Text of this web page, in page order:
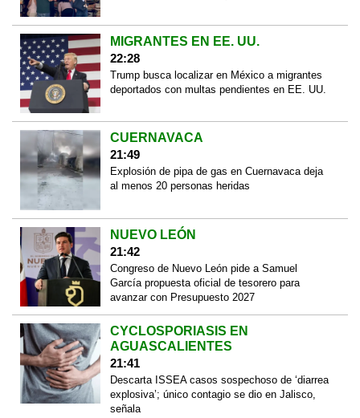
MIGRANTES EN EE. UU.
22:28
Trump busca localizar en México a migrantes
deportados con multas pendientes en EE. UU.
CUERNAVACA
21:49
Explosión de pipa de gas en Cuernavaca deja
al menos 20 personas heridas
NUEVO LEÓN
21:42
Congreso de Nuevo León pide a Samuel
García propuesta oficial de tesorero para
avanzar con Presupuesto 2027
CYCLOSPORIASIS EN
AGUASCALIENTES
21:41
Descarta ISSEA casos sospechoso de ‘diarrea
explosiva’; único contagio se dio en Jalisco,
señala